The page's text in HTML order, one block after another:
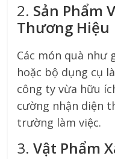
2. Sản Phẩm
Thương Hiệu
Các món quà như
hoặc bộ dụng cụ
công ty vừa hữu
cường nhận diện
trường làm việc.
3.Vật Phẩm